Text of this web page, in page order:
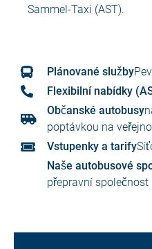
Sammel-Taxi (AST).
Plánované služby
Flexibilní nabídky
Občanské autobusy
poptávkou na
Vstupenky a tarify
Naše autobusové
přepravní společnost